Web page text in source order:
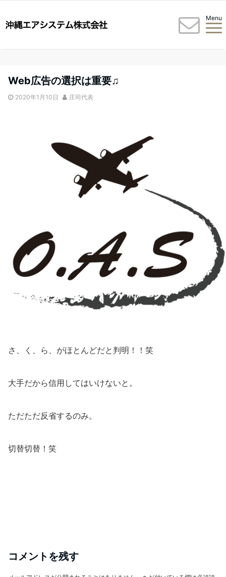
Menu
Web広告の選択は重要♫
2020年1月10日 庄司代表
さ、く、ら、がほとんどだと判明！！笑
大手だから信用してはいけないと。
ただただ反省するのみ。
切替切替！笑
コメントを残す